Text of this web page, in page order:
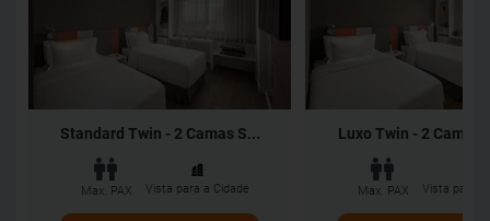
Standard Twin - 2 Camas S...
Max. PAX Vista para a Cidade
Luxo Twin - 2 Camas
Max. PAX Vista para a